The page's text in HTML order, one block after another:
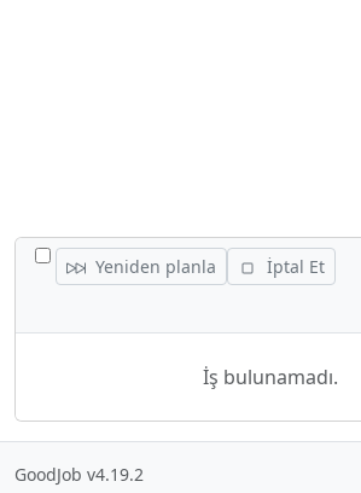
TÜM IŞLERI GIZLE/GÖSTER
Yeniden planla
İptal Et
İş bulunamadı.
GoodJob v4.19.2